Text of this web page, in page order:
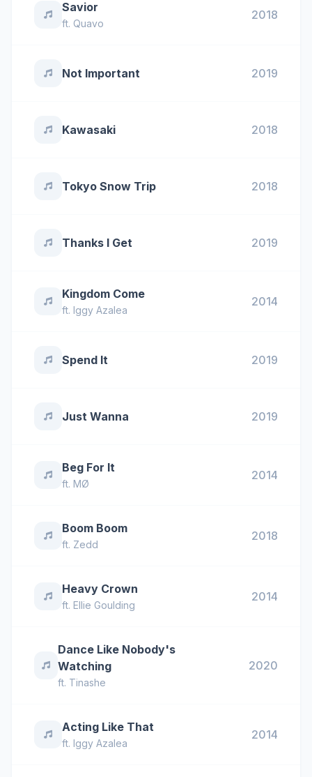
Savior
ft. Quavo
2018
Not Important 2019
Kawasaki 2018
Tokyo Snow Trip 2018
Thanks I Get 2019
Kingdom Come
ft. Iggy Azalea
2014
Spend It 2019
Just Wanna 2019
Beg For It
ft. MØ
2014
Boom Boom
ft. Zedd
2018
Heavy Crown
ft. Ellie Goulding
2014
Dance Like Nobody's
Watching
ft. Tinashe
2020
Acting Like That
ft. Iggy Azalea
2014